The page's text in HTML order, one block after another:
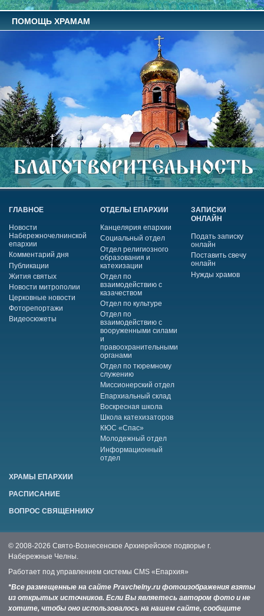
ПОМОЩЬ ХРАМАМ
ГЛАВНОЕ
Новости
Набережночелнинской
епархии
Комментарий дня
Публикации
Жития святых
Новости митрополии
Церковные новости
Фоторепортажи
Видеосюжеты
ОТДЕЛЫ ЕПАРХИИ
Канцелярия епархии
Социальный отдел
Отдел религиозного
образования и
катехизации
Отдел по
взаимодействию с
казачеством
Отдел по культуре
Отдел по
взаимодействию с
вооруженными силами
и
правоохранительными
органами
Отдел по тюремному
служению
Миссионерский отдел
Епархиальный склад
Воскресная школа
Школа катехизаторов
КЮС «Спас»
Молодежный отдел
Информационный
отдел
ЗАПИСКИ
ОНЛАЙН
Подать записку
онлайн
Поставить свечу
онлайн
Нужды храмов
ХРАМЫ ЕПАРХИИ
РАСПИСАНИЕ
ВОПРОС СВЯЩЕННИКУ
© 2008-2026 Свято-Вознесенское Архиерейское подворье г.
Набережные Челны.
Работает под управлением системы CMS «Епархия»
*Все размещенные на сайте Pravchelny.ru фотоизображения взяты
из открытых источников. Если Вы являетесь автором фото и не
хотите, чтобы оно использовалось на нашем сайте, сообщите